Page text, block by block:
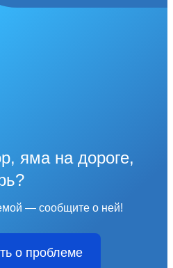
яма на дороге,
— сообщите о ней!
о проблеме